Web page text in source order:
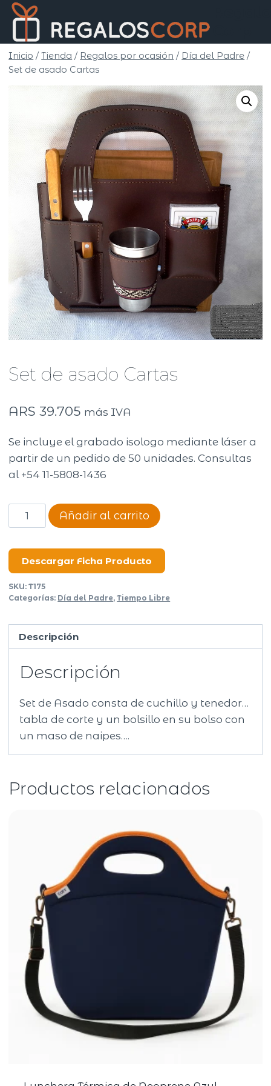
Saltar
contenido
Inicio / Tienda / Regalos por ocasión / Día del Padre /
Set de asado Cartas
Set de asado Cartas
ARS 39.705 más IVA
Se incluye el grabado isologo mediante láser a
partir de un pedido de 50 unidades. Consultas
al +54 11-5808-1436
de
Cartas
cantidad
Añadir al carrito
Descargar Ficha Producto
SKU:T175
Categorías: Día del Padre,Tiempo Libre
Descripción
Descripción
Set de Asado consta de cuchillo y tenedor…
tabla de corte y un bolsillo en su bolso con
un maso de naipes….
Productos relacionados